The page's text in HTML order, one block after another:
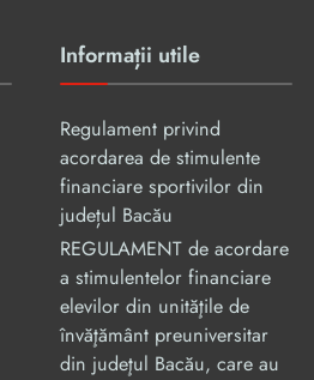
Informații utile
Regulament privind
acordarea de stimulente
financiare sportivilor din
județul Bacău
REGULAMENT de acordare
a stimulentelor financiare
elevilor din unităţile de
învăţământ preuniversitar
din judeţul Bacău, care au